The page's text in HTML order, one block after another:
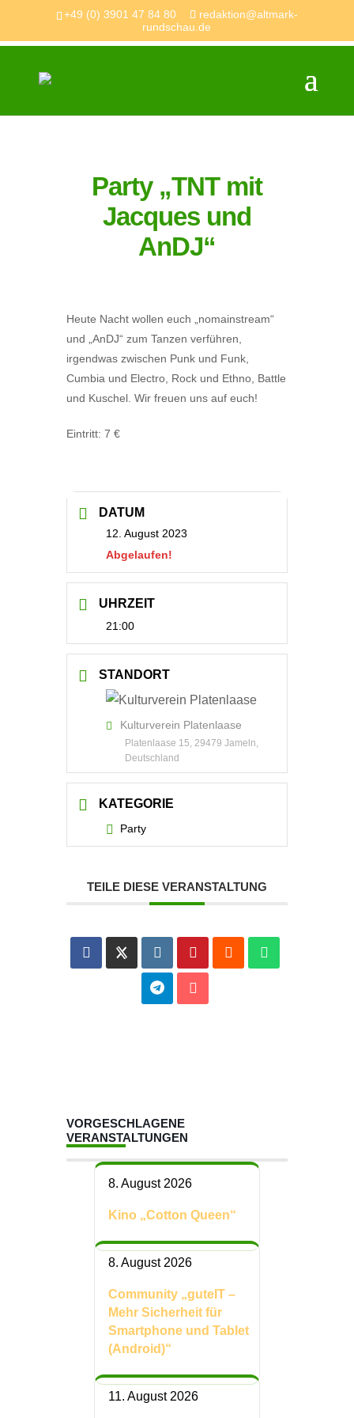
+49 (0) 3901 47 84 80
redaktion@altmark-
rundschau.de
Party „TNT mit
Jacques und
AnDJ“
Heute Nacht wollen euch „nomainstream“
und „AnDJ“ zum Tanzen verführen,
irgendwas zwischen Punk und Funk,
Cumbia und Electro, Rock und Ethno, Battle
und Kuschel. Wir freuen uns auf euch!
Eintritt: 7 €
DATUM
12. August 2023
Abgelaufen!
UHRZEIT
21:00
STANDORT
Kulturverein Platenlaase
Platenlaase 15, 29479 Jameln,
Deutschland
KATEGORIE
Party
TEILE DIESE VERANSTALTUNG
VORGESCHLAGENE
VERANSTALTUNGEN
8. August 2026
Kino „Cotton Queen“
8. August 2026
Community „guteIT –
Mehr Sicherheit für
Smartphone und Tablet
(Android)“
11. August 2026